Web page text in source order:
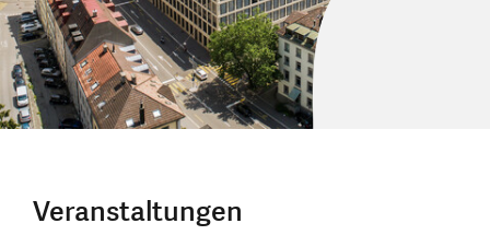
Veranstaltungen